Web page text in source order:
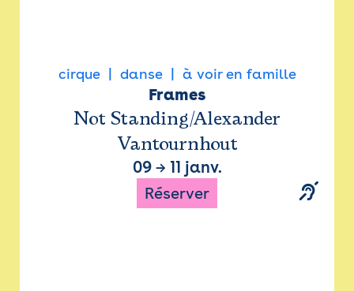
cirque danse à voir en famille
Frames
Not Standing/Alexander
Vantournhout
09→ 11 janv.
Réserver